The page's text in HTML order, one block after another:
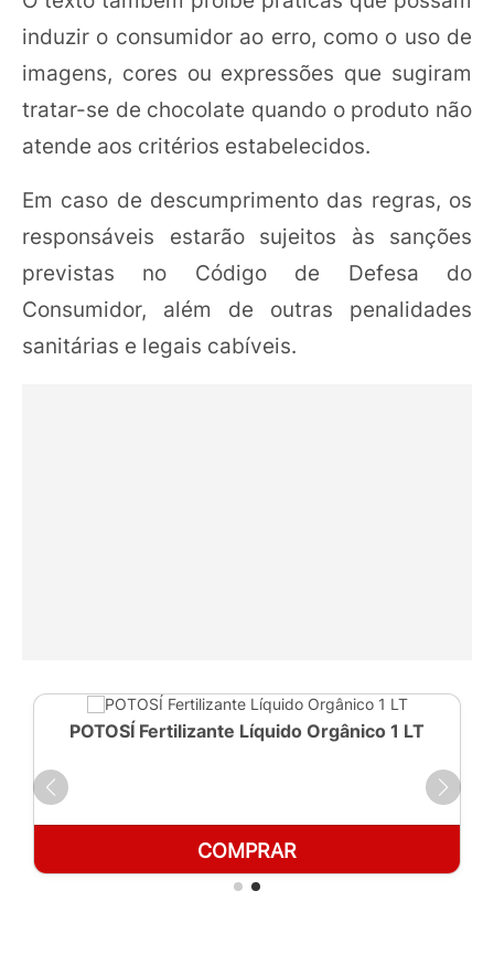
induzir o consumidor ao erro, como o uso de
imagens, cores ou expressões que sugiram
tratar-se de chocolate quando o produto não
atende aos critérios estabelecidos.
Em caso de descumprimento das regras, os
responsáveis estarão sujeitos às sanções
previstas no Código de Defesa do
Consumidor, além de outras penalidades
sanitárias e legais cabíveis.
POTOSÍ Fertilizante Líquido Orgânico 1 LT
COMPRAR